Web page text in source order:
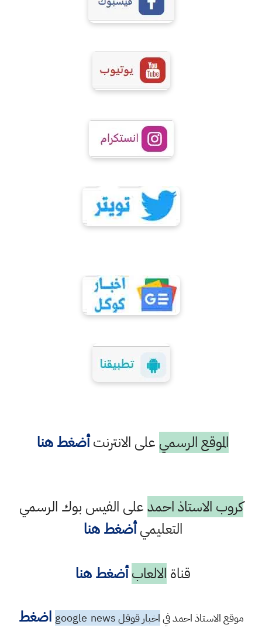
الموقع الرسمي على الانترنتأضغط هنا
كروب الاستاذ احمدعلى الفيس بوك الرسمي
التعليميأضغط هنا
قناة الالعاب أضغط هنا
موقع الاستاذ احمد فياخبار قوقل googlenews
اضغط